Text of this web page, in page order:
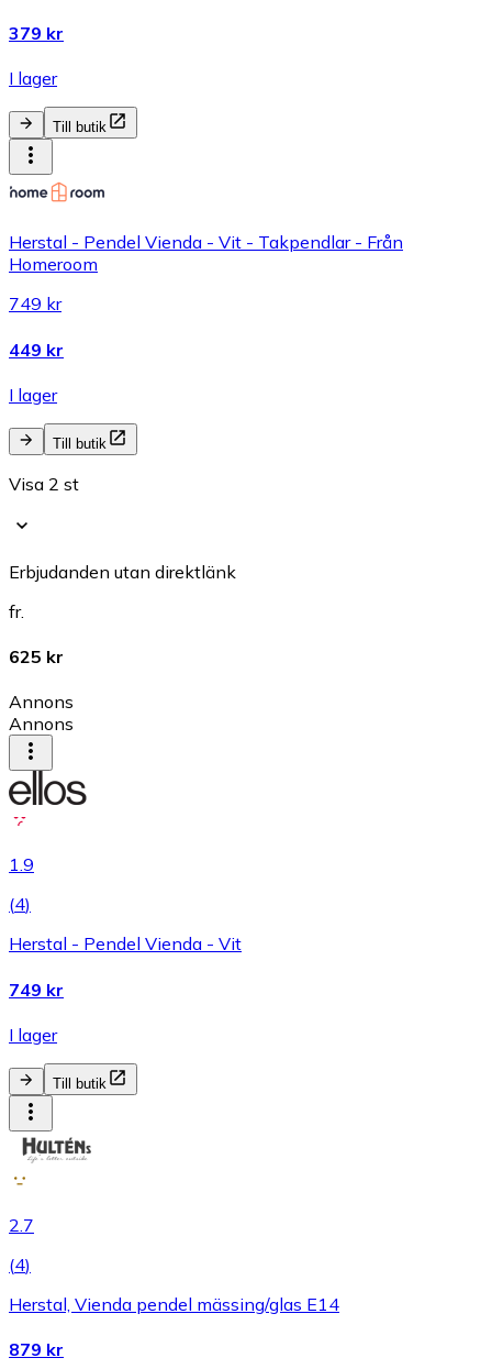
379 kr
I lager
Till butik
Herstal - Pendel Vienda - Vit - Takpendlar - Från
Homeroom
749 kr
449 kr
I lager
Till butik
Visa 2 st
Erbjudanden utan direktlänk
fr.
625 kr
Annons
Annons
1.9
(4)
Herstal - Pendel Vienda - Vit
749 kr
I lager
Till butik
2.7
(4)
Herstal, Vienda pendel mässing/glas E14
879 kr